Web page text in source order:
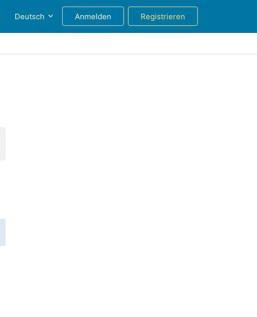
Deutsch Anmelden Registrieren